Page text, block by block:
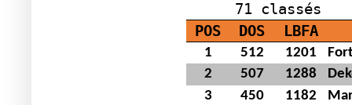
71 classés
POS
DOS LBFA
1 512 1201
2
507 1288
3
450 1182